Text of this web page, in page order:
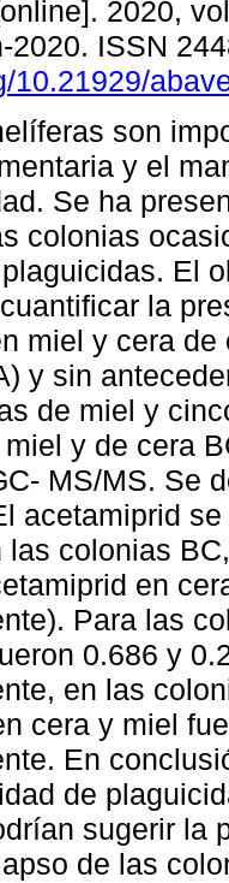
2020,
2020. ISSN
10.21929/
son
y el
Se ha
colonias
El
la
miel y cera
y sin
de miel y
y de cera
MS/MS. Se
acetamiprid
las colonias
en
Para las
0.686 y
en las
cera y miel
En
de
sugerir la
de las